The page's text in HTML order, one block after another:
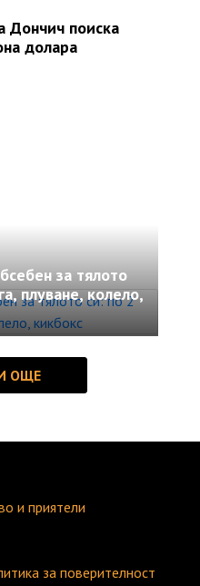
Дончич поиска
долара
за тялото
плуване, колело,
и приятели
за поверителност